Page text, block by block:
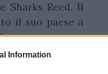
Information
Sharks Reed. Il
il suo paese a
come estremo,
convocati i figli